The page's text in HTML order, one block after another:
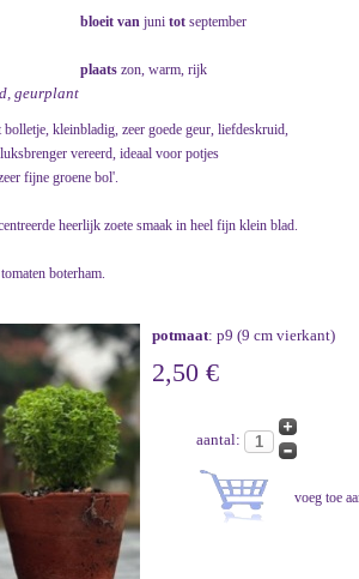
bloeit van juni tot september
plaats zon, warm, rijk
geurplant
kleinbladig, zeer goede geur, liefdeskruid,
vereerd, ideaal voor potjes
fijne groene bol'.
heerlijk zoete smaak in heel fijn klein blad.
boterham.
potmaat: p9 (9 cm vierkant)
2,50 €
aantal: